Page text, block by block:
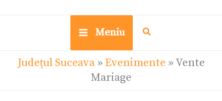
Meniu
Județul Suceava» Evenimente »Vente
Mariage